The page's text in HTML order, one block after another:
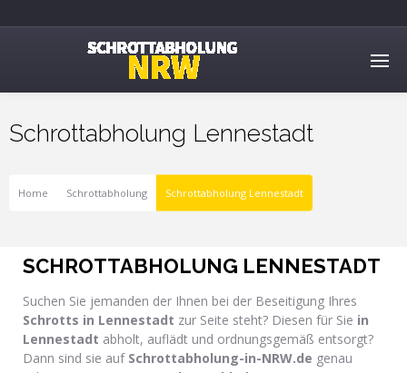
Schrottabholung Lennestadt
Home Schrottabholung Schrottabholung Lennestadt
SCHROTTABHOLUNG LENNESTADT
Suchen Sie jemanden der Ihnen bei der Beseitigung Ihres
Schrotts in Lennestadt zur Seite steht? Diesen für Sie in
Lennestadt abholt, auflädt und ordnungsgemäß entsorgt?
Dann sind sie aufSchrottabholung-in-NRW.de genau